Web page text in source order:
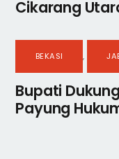
Cikarang
BEKASI ,
Bupati
Payung